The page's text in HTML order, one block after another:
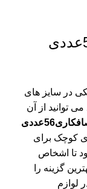
معرفی چسبونک صافکاری56عددی
در سایز های
توانید از آن
چسبونک صافکاری56عددی
کوچک برای
تا اشخاص
گزینه را
لوازم